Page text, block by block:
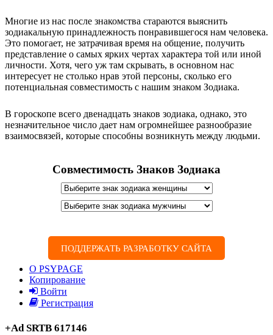
Многие из нас после знакомства стараются выяснить
зодиакальную принадлежность понравившегося нам человека.
Это помогает, не затрачивая время на общение, получить
представление о самых ярких чертах характера той или иной
личности. Хотя, чего уж там скрывать, в основном нас
интересует не столько нрав этой персоны, сколько его
потенциальная совместимость с нашим знаком Зодиака.
В гороскопе всего двенадцать знаков зодиака, однако, это
незначительное число дает нам огромнейшее разнообразие
взаимосвязей, которые способны возникнуть между людьми.
Совместимость Знаков Зодиака
ПОДДЕРЖАТЬ РАЗРАБОТКУ САЙТА
О PSYPAGE
Копирование
Войти
Регистрация
+Ad SRTB 617146